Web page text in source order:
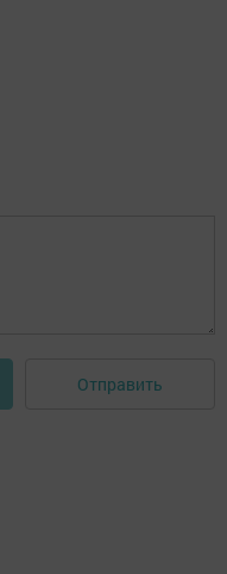
Отправить